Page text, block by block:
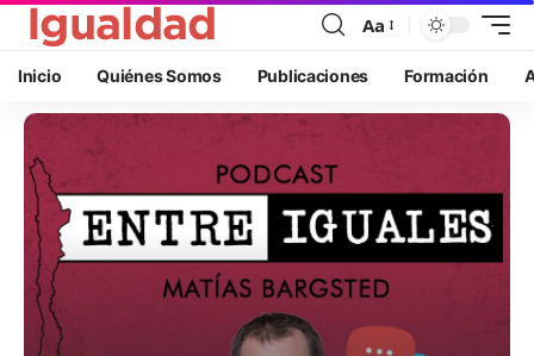
Aa
Inicio Quiénes Somos Publicaciones Formación